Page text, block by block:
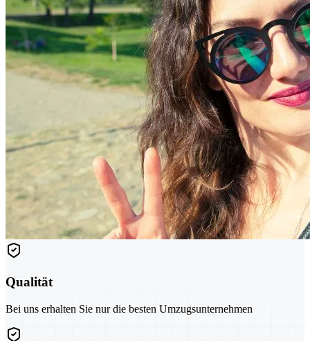
Qualität
Bei uns erhalten Sie nur die besten Umzugsunternehmen